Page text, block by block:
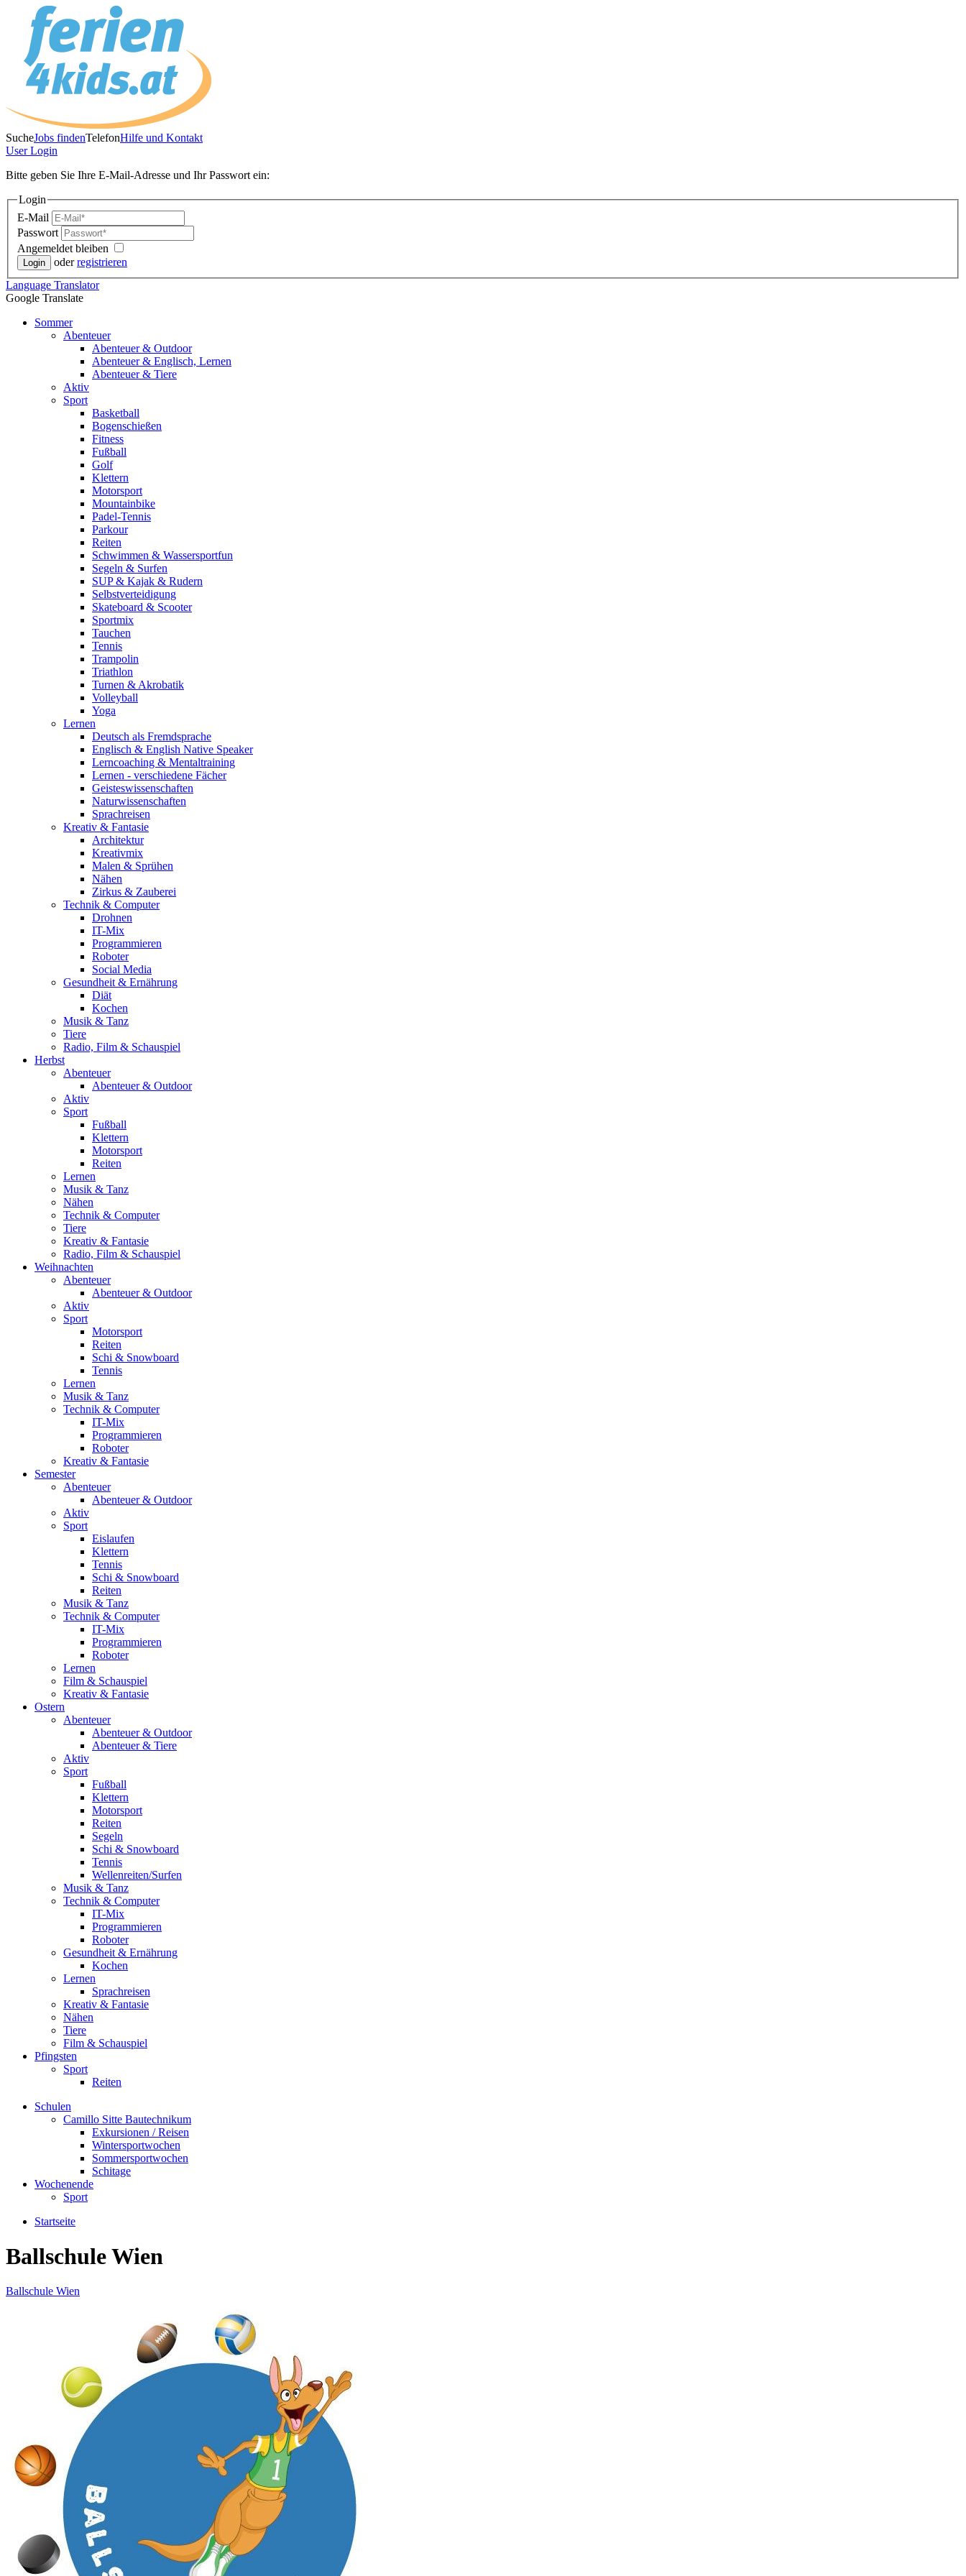
SucheJobs findenTelefonHilfe und Kontakt
UserLogin
Bitte geben Sie Ihre E-Mail-Adresse und Ihr Passwort ein:
Login
E-Mail
Passwort
Angemeldet bleiben
oderregistrieren
Language Translator
Google Translate
Sommer
Abenteuer
Abenteuer & Outdoor
Abenteuer & Englisch, Lernen
Abenteuer & Tiere
Aktiv
Sport
Basketball
Bogenschießen
Fitness
Fußball
Golf
Klettern
Motorsport
Mountainbike
Padel-Tennis
Parkour
Reiten
Schwimmen & Wassersportfun
Segeln & Surfen
SUP & Kajak & Rudern
Selbstverteidigung
Skateboard & Scooter
Sportmix
Tauchen
Tennis
Trampolin
Triathlon
Turnen & Akrobatik
Volleyball
Yoga
Lernen
Deutsch als Fremdsprache
Englisch & English Native Speaker
Lerncoaching & Mentaltraining
Lernen - verschiedene Fächer
Geisteswissenschaften
Naturwissenschaften
Sprachreisen
Kreativ & Fantasie
Architektur
Kreativmix
Malen & Sprühen
Nähen
Zirkus & Zauberei
Technik & Computer
Drohnen
IT-Mix
Programmieren
Roboter
Social Media
Gesundheit & Ernährung
Diät
Kochen
Musik & Tanz
Tiere
Radio, Film & Schauspiel
Herbst
Abenteuer
Abenteuer & Outdoor
Aktiv
Sport
Fußball
Klettern
Motorsport
Reiten
Lernen
Musik & Tanz
Nähen
Technik & Computer
Tiere
Kreativ & Fantasie
Radio, Film & Schauspiel
Weihnachten
Abenteuer
Abenteuer & Outdoor
Aktiv
Sport
Motorsport
Reiten
Schi & Snowboard
Tennis
Lernen
Musik & Tanz
Technik & Computer
IT-Mix
Programmieren
Roboter
Kreativ & Fantasie
Semester
Abenteuer
Abenteuer & Outdoor
Aktiv
Sport
Eislaufen
Klettern
Tennis
Schi & Snowboard
Reiten
Musik & Tanz
Technik & Computer
IT-Mix
Programmieren
Roboter
Lernen
Film & Schauspiel
Kreativ & Fantasie
Ostern
Abenteuer
Abenteuer & Outdoor
Abenteuer & Tiere
Aktiv
Sport
Fußball
Klettern
Motorsport
Reiten
Segeln
Schi & Snowboard
Tennis
Wellenreiten/Surfen
Musik & Tanz
Technik & Computer
IT-Mix
Programmieren
Roboter
Gesundheit & Ernährung
Kochen
Lernen
Sprachreisen
Kreativ & Fantasie
Nähen
Tiere
Film & Schauspiel
Pfingsten
Sport
Reiten
Schulen
Camillo Sitte Bautechnikum
Exkursionen / Reisen
Wintersportwochen
Sommersportwochen
Schitage
Wochenende
Sport
Startseite
Ballschule Wien
Ballschule Wien